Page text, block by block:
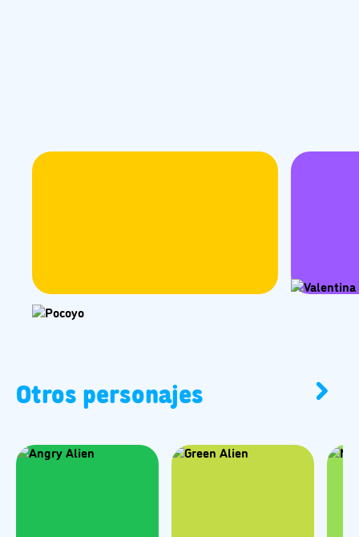
Otros personajes